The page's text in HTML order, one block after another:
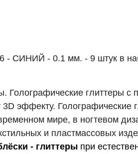
- СИНИЙ - 0.1 мм. - 9 штук в
Голографические глиттеры
эффекту.
мире, в ногтевом
и пластмассовых
- глиттеры при